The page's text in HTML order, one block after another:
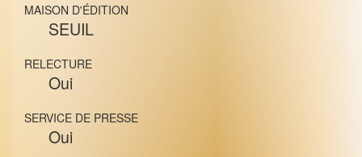
MAISON D'ÉDITION
SEUIL
RELECTURE
Oui
SERVICE DE PRESSE
Oui